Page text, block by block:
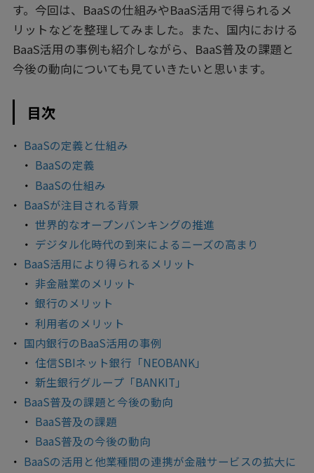
す。今回は、BaaSの仕組みやBaaS活用で得られるメ
リットなどを整理してみました。また、国内における
BaaS活用の事例も紹介しながら、BaaS普及の課題と
今後の動向についても見ていきたいと思います。
目次
BaaSの定義と仕組み
BaaSの定義
BaaSの仕組み
BaaSが注目される背景
世界的なオープンバンキングの推進
デジタル化時代の到来によるニーズの高まり
BaaS活用により得られるメリット
非金融業のメリット
銀行のメリット
利用者のメリット
国内銀行のBaaS活用の事例
住信SBIネット銀行「NEOBANK」
新生銀行グループ「BANKIT」
BaaS普及の課題と今後の動向
BaaS普及の課題
BaaS普及の今後の動向
BaaSの活用と他業種間の連携が金融サービスの拡大に